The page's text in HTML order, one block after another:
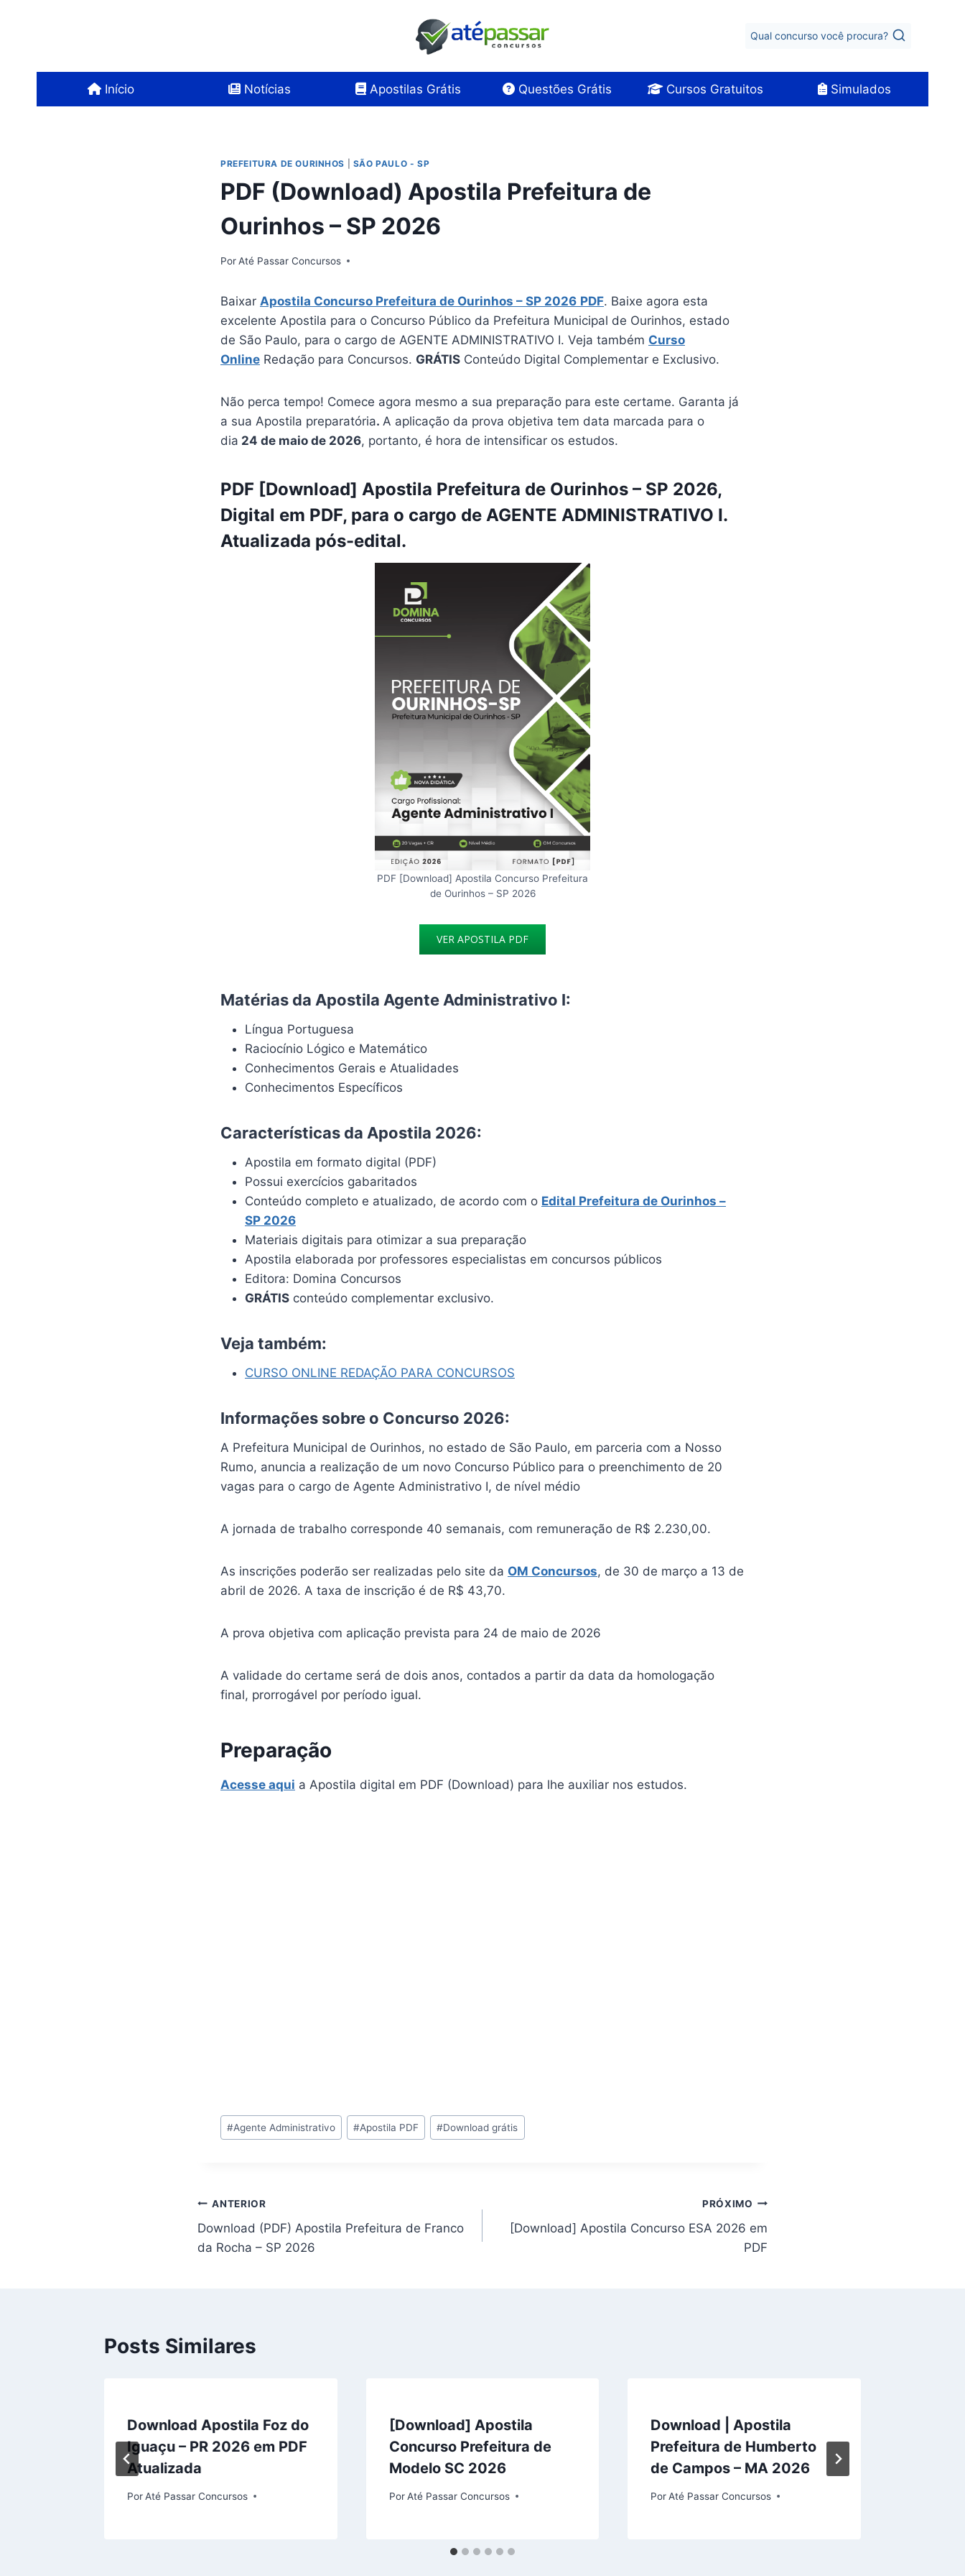
Qual concurso você procura?
Início Notícias Apostilas Grátis Questões Grátis Cursos Gratuitos Simulados
PREFEITURA DE OURINHOS SÃO PAULO - SP
PDF (Download) Apostila Prefeitura de
Ourinhos – SP 2026
PorAté Passar Concursos
Baixar Apostila Concurso Prefeitura de Ourinhos – SP 2026 PDF. Baixe agora esta
excelente Apostila para o Concurso Público da Prefeitura Municipal de Ourinhos, estado
de São Paulo, para o cargo de AGENTE ADMINISTRATIVO I. Veja também Curso
Online Redação para Concursos. GRÁTIS Conteúdo Digital Complementar e Exclusivo.
Não perca tempo! Comece agora mesmo a sua preparação para este certame. Garanta já
a sua Apostila preparatória. A aplicação da prova objetiva tem data marcada para o
dia 24 de maio de 2026, portanto, é hora de intensificar os estudos.
PDF [Download] Apostila Prefeitura de Ourinhos – SP 2026,
Digital em PDF, para o cargo de AGENTE ADMINISTRATIVO I.
Atualizada pós-edital.
PDF [Download] Apostila Concurso Prefeitura
de Ourinhos – SP 2026
VER APOSTILA PDF
Matérias da Apostila Agente Administrativo I:
Língua Portuguesa
Raciocínio Lógico e Matemático
Conhecimentos Gerais e Atualidades
Conhecimentos Específicos
Características da Apostila 2026:
Apostila em formato digital (PDF)
Possui exercícios gabaritados
Conteúdo completo e atualizado, de acordo com o Edital Prefeitura de Ourinhos –
SP 2026
Materiais digitais para otimizar a sua preparação
Apostila elaborada por professores especialistas em concursos públicos
Editora: Domina Concursos
GRÁTIS conteúdo complementar exclusivo.
Veja também:
CURSO ONLINE REDAÇÃO PARA CONCURSOS
Informações sobre o Concurso 2026:
A Prefeitura Municipal de Ourinhos, no estado de São Paulo, em parceria com a Nosso
Rumo, anuncia a realização de um novo Concurso Público para o preenchimento de 20
vagas para o cargo de Agente Administrativo I, de nível médio
A jornada de trabalho corresponde 40 semanais, com remuneração de R$ 2.230,00.
As inscrições poderão ser realizadas pelo site da OM Concursos, de 30 de março a 13 de
abril de 2026. A taxa de inscrição é de R$ 43,70.
A prova objetiva com aplicação prevista para 24 de maio de 2026
A validade do certame será de dois anos, contados a partir da data da homologação
final, prorrogável por período igual.
Preparação
Acesse aqui a Apostila digital em PDF (Download) para lhe auxiliar nos estudos.
Tags
do
#Agente Administrativo #Apostila PDF #Download grátis
Navegação
de
ANTERIOR
Download (PDF) Apostila Prefeitura de Franco
da Rocha – SP 2026
PRÓXIMO
[Download] Apostila Concurso ESA 2026 em
PDF
Posts Similares
Download Apostila Foz do
Iguaçu – PR 2026 em PDF
Atualizada
Por Até Passar Concursos
[Download] Apostila
Concurso Prefeitura de
Modelo SC 2026
Por Até Passar Concursos
Download | Apostila
Prefeitura de Humberto
de Campos – MA 2026
Por Até Passar Concursos